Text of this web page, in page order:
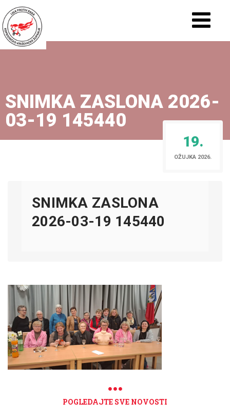
SNIMKA ZASLONA 2026-
03-19 145440
19.
OŽUJKA 2026.
SNIMKA ZASLONA
2026-03-19 145440
POGLEDAJTE SVE NOVOSTI